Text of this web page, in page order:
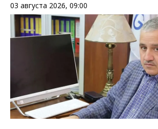
03 августа 2026, 09:00